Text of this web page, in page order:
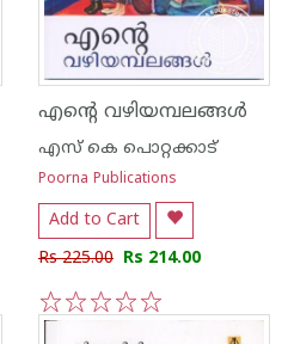
എന്റെ വഴിയമ്പലങ്ങള്‍
എസ്‌ കെ പൊറ്റക്കാട്‌
Poorna Publications
Add to Cart
Rs 225.00 Rs 214.00
1